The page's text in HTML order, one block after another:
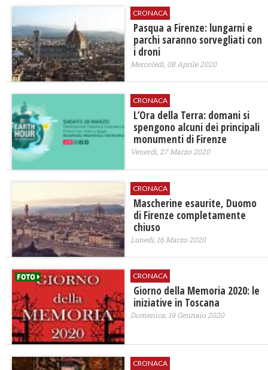
CRONACA
Pasqua a Firenze: lungarni e
parchi saranno sorvegliati con
i droni
Mercoledì, 08 Aprile 2020
CRONACA
L’Ora della Terra: domani si
spengono alcuni dei principali
monumenti di Firenze
Venerdì, 27 Marzo 2020
CRONACA
Mascherine esaurite, Duomo
di Firenze completamente
chiuso
Lunedì, 16 Marzo 2020
CRONACA
Giorno della Memoria 2020: le
iniziative in Toscana
Domenica, 19 Gennaio 2020
CRONACA